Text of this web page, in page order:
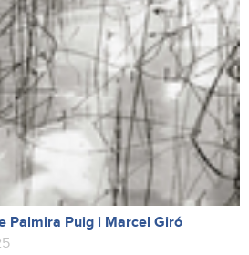
Palmira Puig i Marcel Giró